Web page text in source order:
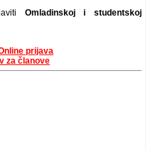
Omladinskoj i studentskoj
prijava
za članove